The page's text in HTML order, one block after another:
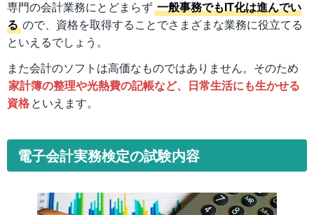
専門の会計業務にとどまらず 一般事務でもIT化は進んでい
る ので、資格を取得することでさまざまな業務に役立てる
といえるでしょう。
また会計のソフトは高価なものではありません。そのため
家計簿の整理や光熱費の記帳など、日常生活にも生かせる
資格といえます。
電子会計実務検定の試験内容